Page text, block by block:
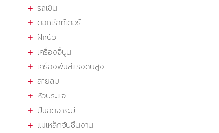
รถเข็น
ดอกเร้าท์เตอร์
ฝักบัว
เครื่องจี้ปูน
เครื่องพ่นสีแรงดันสูง
สายลม
หัวประแจ
ปืนอัดจาระบี
แม่เหล็กจับชิ้นงาน